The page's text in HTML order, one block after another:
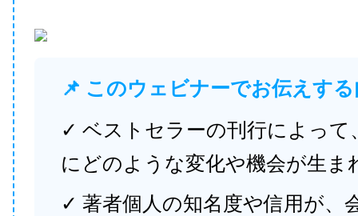
📌 このウェビナーでお伝えす
✓ ベストセラーの刊行によって
にどのような変化や機会が生ま
✓ 著者個人の知名度や信用が、